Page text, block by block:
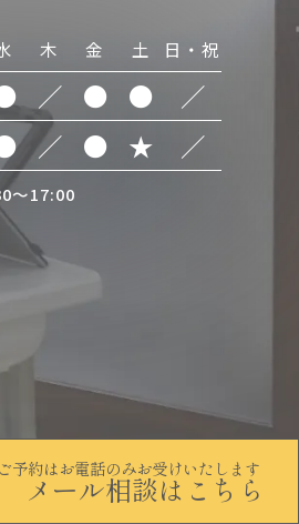
木 金 土
日・祝
／ ● ● ／
／ ● ★ ／
～17:00
ご予約はお電話のみお受けいたします
メール相談はこちら